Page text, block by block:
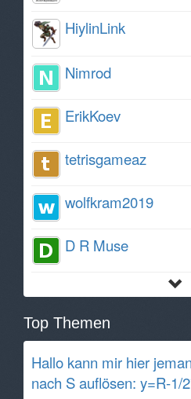
HiylinLink
Nimrod
ErikKoev
tetrisgameaz
wolfkram2019
D R Muse
Top Themen
Hallo kann mir hier
nach S auflösen: y=R-1/